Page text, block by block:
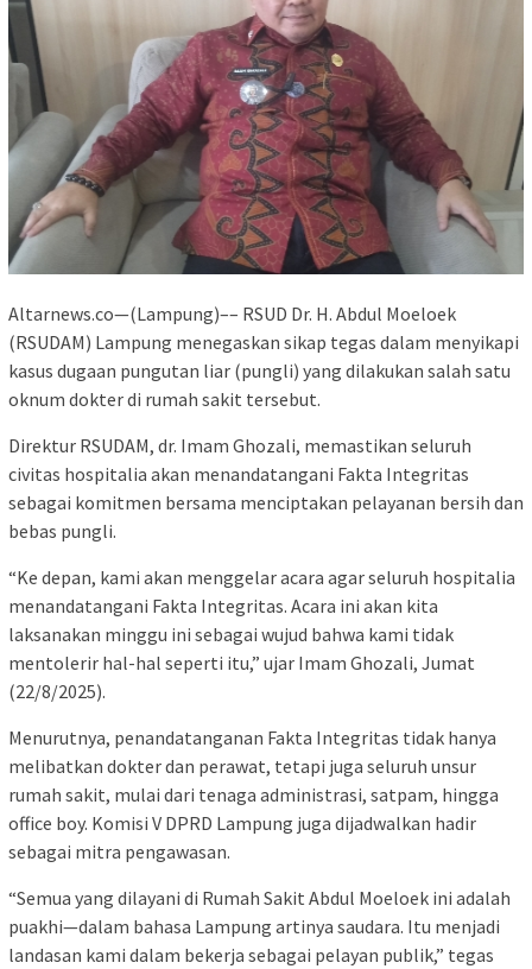
Altarnews.co—(Lampung)–– RSUD Dr. H. Abdul Moeloek
(RSUDAM) Lampung menegaskan sikap tegas dalam menyikapi
kasus dugaan pungutan liar (pungli) yang dilakukan salah satu
oknum dokter di rumah sakit tersebut.
Direktur RSUDAM, dr. Imam Ghozali, memastikan seluruh
civitas hospitalia akan menandatangani Fakta Integritas
sebagai komitmen bersama menciptakan pelayanan bersih dan
bebas pungli.
“Ke depan, kami akan menggelar acara agar seluruh hospitalia
menandatangani Fakta Integritas. Acara ini akan kita
laksanakan minggu ini sebagai wujud bahwa kami tidak
mentolerir hal-hal seperti itu,” ujar Imam Ghozali, Jumat
(22/8/2025).
Menurutnya, penandatanganan Fakta Integritas tidak hanya
melibatkan dokter dan perawat, tetapi juga seluruh unsur
rumah sakit, mulai dari tenaga administrasi, satpam, hingga
office boy. Komisi V DPRD Lampung juga dijadwalkan hadir
sebagai mitra pengawasan.
“Semua yang dilayani di Rumah Sakit Abdul Moeloek ini adalah
puakhi—dalam bahasa Lampung artinya saudara. Itu menjadi
landasan kami dalam bekerja sebagai pelayan publik,” tegas